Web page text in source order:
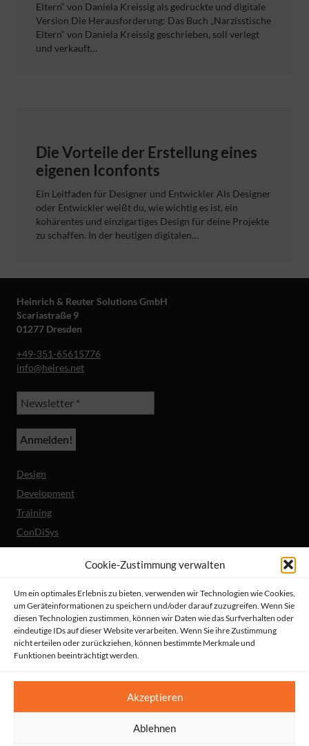
Cookie-Zustimmung verwalten
Um ein optimales Erlebnis zu bieten, verwenden wir Technologien wie Cookies,
um Geräteinformationen zu speichern und/oder darauf zuzugreifen. Wenn Sie
diesen Technologien zustimmen, können wir Daten wie das Surfverhalten oder
eindeutige IDs auf dieser Website verarbeiten. Wenn Sie ihre Zustimmung
nicht erteilen oder zurückziehen, können bestimmte Merkmale und
Funktionen beeinträchtigt werden.
Akzeptieren
Ablehnen
Eltern“ von Daniela Kreissig als gedruckte und digitale
Version Die Herausforderung: Das Buch „Narzisstische
Eltern“ von Daniela Kreissig geschrieben, soll verlegt
und verkauft…
Die Vorteile der Erstellung eines
eigenen Iconfonts
Ein Leitfaden für Designer und Entwickler Als Designer
oder Entwickler weißt du, wie wichtig es ist, ein
kohärentes und einzigartiges Design für deine Projekte
zu schaffen. In der heutigen digitalen…
Heinrich & Reuter Solutions GmbH
Scariastraße 9
01277 Dresden
+49-351-65615776
info@heires.net
Design
Development
Training
ConDiSys
Barrierefreiheit
Mobile Lösungen
Unternehmen
Referenzen
Aktuelles
© HeiReS GmbH
AGBs|Datenschutz